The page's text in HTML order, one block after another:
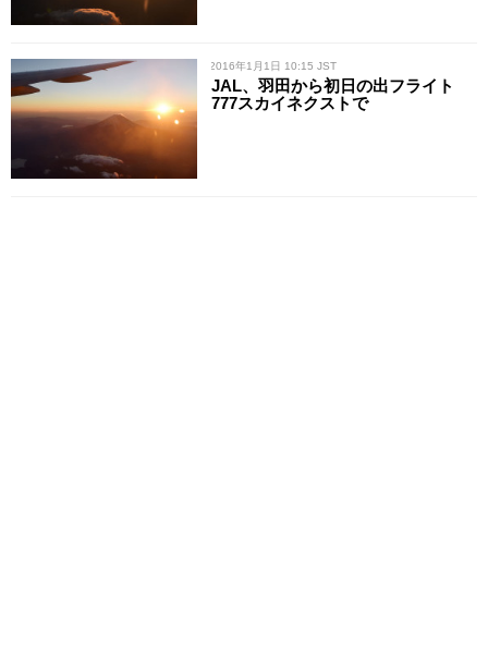
/ 2016年1月1日 10:15 JST
JAL、羽田から初日の出フライト
777スカイネクストで